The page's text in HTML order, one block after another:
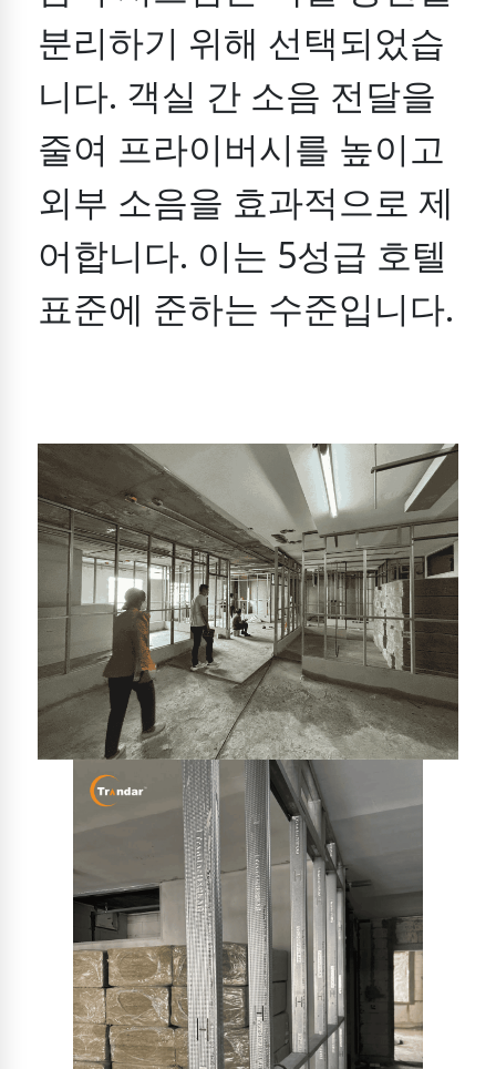
분리하기 위해 선택되었습
니다. 객실 간 소음 전달을
줄여 프라이버시를 높이고
외부 소음을 효과적으로 제
어합니다. 이는 5성급 호텔
표준에 준하는 수준입니다.